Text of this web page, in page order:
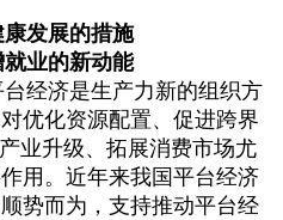
发展的措施
业的新动能
经济是生产力新的组织方
优化资源配置、促进跨界
业升级、拓展消费市场尤
用。近年来我国平台经济
势而为，支持推动平台经